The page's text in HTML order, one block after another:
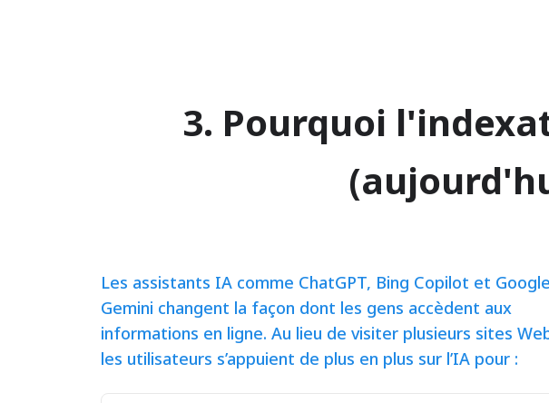
3. Pourquoi
Les assistants IA comme ChatGPT, Bing Copilot et Google
Gemini changent la façon dont les gens accèdent aux
informations en ligne. Au lieu de visiter plusieurs sites
les utilisateurs s’appuient de plus en plus sur l’IA pour :